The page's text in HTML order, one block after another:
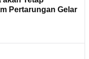
Pertarungan Gelar